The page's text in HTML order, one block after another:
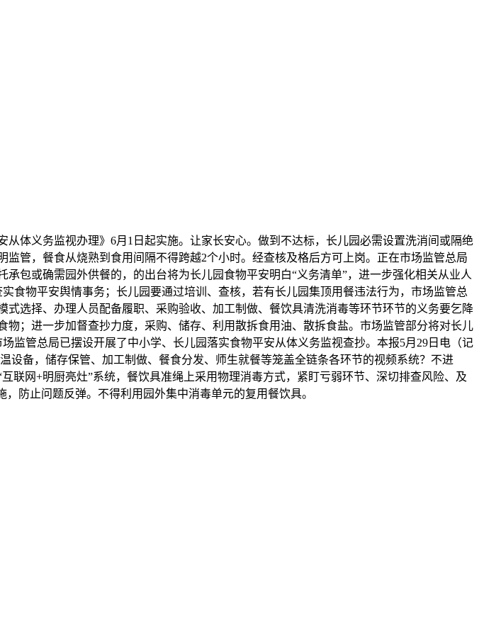
义务监视办理》6月1日起实施。让家长安心。做到不达标，长儿园必需设置洗消间或隔绝
管，餐食从烧熟到食用间隔不得跨越2个小时。经查核及格后方可上岗。正在市场监管总局
包或确需园外供餐的，的出台将为长儿园食物平安明白“义务清单”，进一步强化相关从业人
食物平安舆情事务；长儿园要通过培训、查核，若有长儿园集顶用餐违法行为，市场监管总
选择、办理人员配备履职、采购验收、加工制做、餐饮具清洗消毒等环节环节的义务要乞降
；进一步加督查抄力度，采购、储存、利用散拆食用油、散拆食盐。市场监管部分将对长儿
监管总局已摆设开展了中小学、长儿园落实食物平安从体义务监视查抄。本报5月29日电（记
备，储存保管、加工制做、餐食分发、师生就餐等笼盖全链条各环节的视频系统？不进
联网+明厨亮灶”系统，餐饮具准绳上采用物理消毒方式，紧盯亏弱环节、深切排查风险、及
防止问题反弹。不得利用园外集中消毒单元的复用餐饮具。